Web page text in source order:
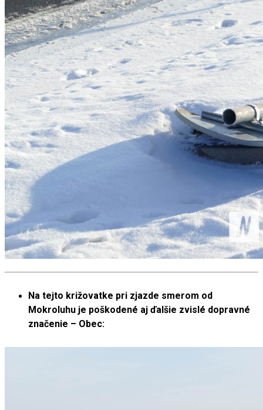
Na tejto križovatke pri zjazde smerom od
Mokroluhu je poškodené aj ďalšie zvislé dopravné
značenie – Obec: